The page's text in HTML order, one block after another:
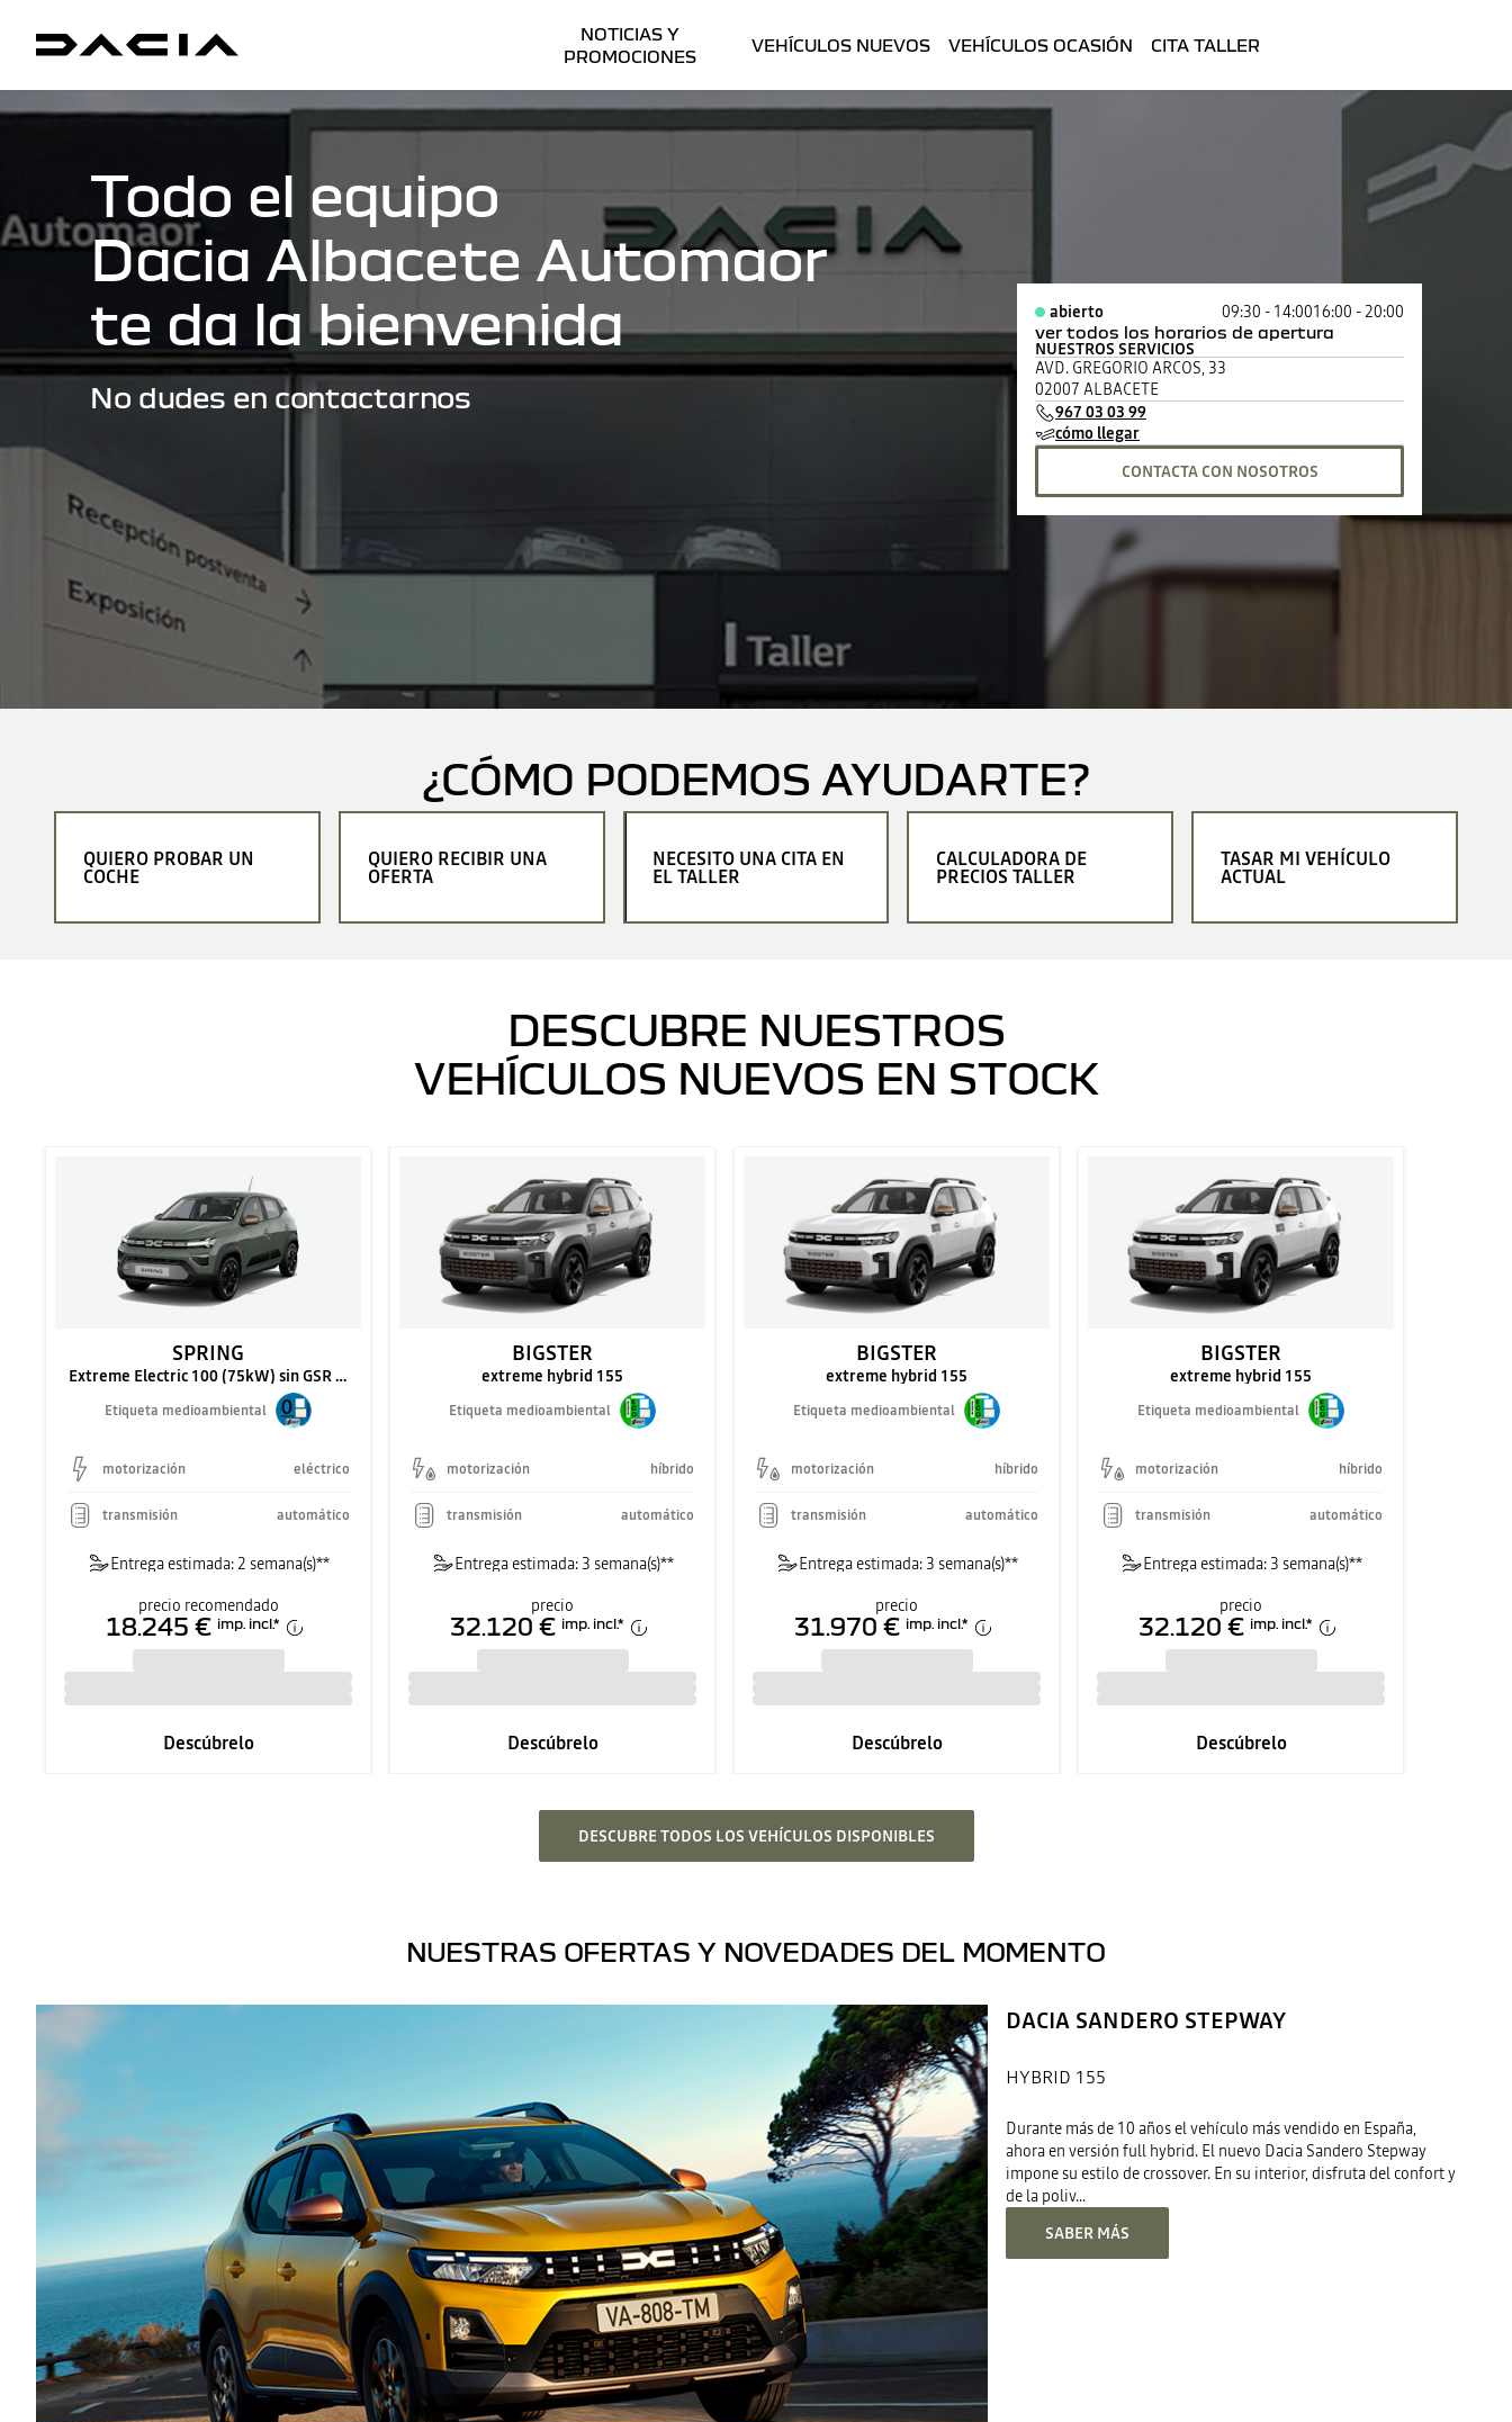
NOTICIAS Y
PROMOCIONES
VEHÍCULOS NUEVOS VEHÍCULOS OCASIÓN CITA TALLER
Todo el equipo
Dacia Albacete Automaor
te da la bienvenida
No dudes en contactarnos
abierto 09:30 - 14:0016:00 - 20:00
ver todos los horarios de apertura
lunes 09:30 - 14:0016:00 - 20:00
martes
09:30 - 14:00
miércoles
jueves
viernes
NUESTROS SERVICIOS
AVD. GREGORIO ARCOS, 33
02007 ALBACETE
967 03 03 99
cómo llegar
CONTACTA CON NOSOTROS
¿CÓMO PODEMOS AYUDARTE?
QUIERO PROBAR UN
COCHE
QUIERO RECIBIR UNA
OFERTA
NECESITO UNA CITA EN
EL TALLER
CALCULADORA DE
PRECIOS TALLER
TASAR MI VEHÍCULO
ACTUAL
DESCUBRE NUESTROS
VEHÍCULOS NUEVOS EN STOCK
SPRING
Extreme Electric 100 (75kW) sin GSR 2.3
Etiqueta medioambiental
motorización eléctrico
transmisión automático
Entrega estimada: 2 semana(s)**
precio recomendado
18.245 € imp. incl.*
Descúbrelo
BIGSTER
extreme hybrid 155
Etiqueta medioambiental
motorización híbrido
transmisión automático
Entrega estimada: 3 semana(s)**
precio
32.120 € imp. incl.*
Descúbrelo
BIGSTER
extreme hybrid 155
Etiqueta medioambiental
motorización híbrido
transmisión automático
Entrega estimada: 3 semana(s)**
precio
31.970 € imp. incl.*
Descúbrelo
BIGSTER
extreme hybrid 155
Etiqueta medioambiental
motorización híbrido
transmisión automático
Entrega estimada: 3 semana(s)**
precio
32.120 € imp. incl.*
Descúbrelo
DESCUBRE TODOS LOS VEHÍCULOS DISPONIBLES
NUESTRAS OFERTAS Y NOVEDADES DEL MOMENTO
DACIA SANDERO STEPWAY
HYBRID 155
Durante más de 10 años el vehículo más vendido en España,
ahora en versión full hybrid. El nuevo Dacia Sandero Stepway
impone su estilo de crossover. En su interior, disfruta del confort y
de la poliv...
SABER MÁS